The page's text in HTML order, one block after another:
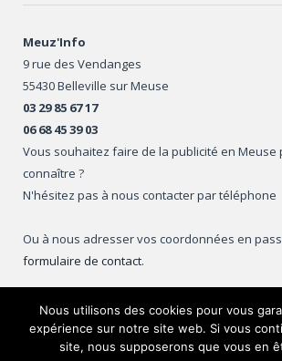
Meuz'Info
9 rue des Vendanges
55430 Belleville sur Meuse
03 29 85 67 17
06 68 45 39 03
Vous souhaitez faire de la publicité en Meuse
connaître ?
N'hésitez pas à nous contacter par téléphone
Ou à nous adresser vos coordonnées en
formulaire de contact.
Copyright © 2016 Meuz'Info.
Nous utilisons des cookies pour vous
expérience sur notre site web. Si vous
site, nous supposerons que vous en